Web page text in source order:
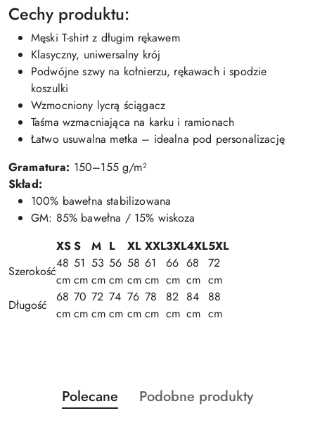
Cechy produktu:
Męski T-shirt z długim rękawem
Klasyczny, uniwersalny krój
Podwójne szwy na kołnierzu, rękawach i spodzie
koszulki
Wzmocniony lycrą ściągacz
Taśma wzmacniająca na karku i ramionach
Łatwo usuwalna metka – idealna pod personalizację
Gramatura: 150–155 g/m²
Skład:
100% bawełna stabilizowana
GM: 85% bawełna / 15% wiskoza
XSS M L XL XXL3XL4XL5XL
Szerokość
48
cm
51
cm
53
cm
56
cm
58
cm
61
cm
66
cm
68
cm
72
cm
Długość
68
cm
70
cm
72
cm
74
cm
76
cm
78
cm
82
cm
84
cm
88
cm
Pomiń karuzelę produktów
Produkty
o
Polecane
Produkty
Podobne produkty